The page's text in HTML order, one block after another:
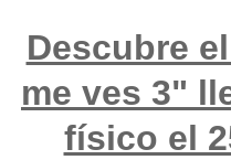
Descubre
me ves 3"
físico el